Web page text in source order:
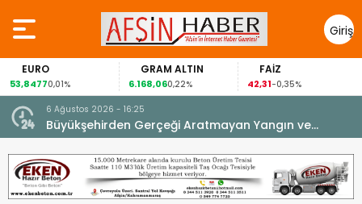
Giriş
Yap
EURO
0,01%
GRAM ALTIN
6.168,060,22%
FAİZ
42,31-0,35%
6 Ağustos 2026 - 16:25
Büyükşehirden Gerçeği Aratmayan Yangın ve
Kurtarma Tatbikatı.